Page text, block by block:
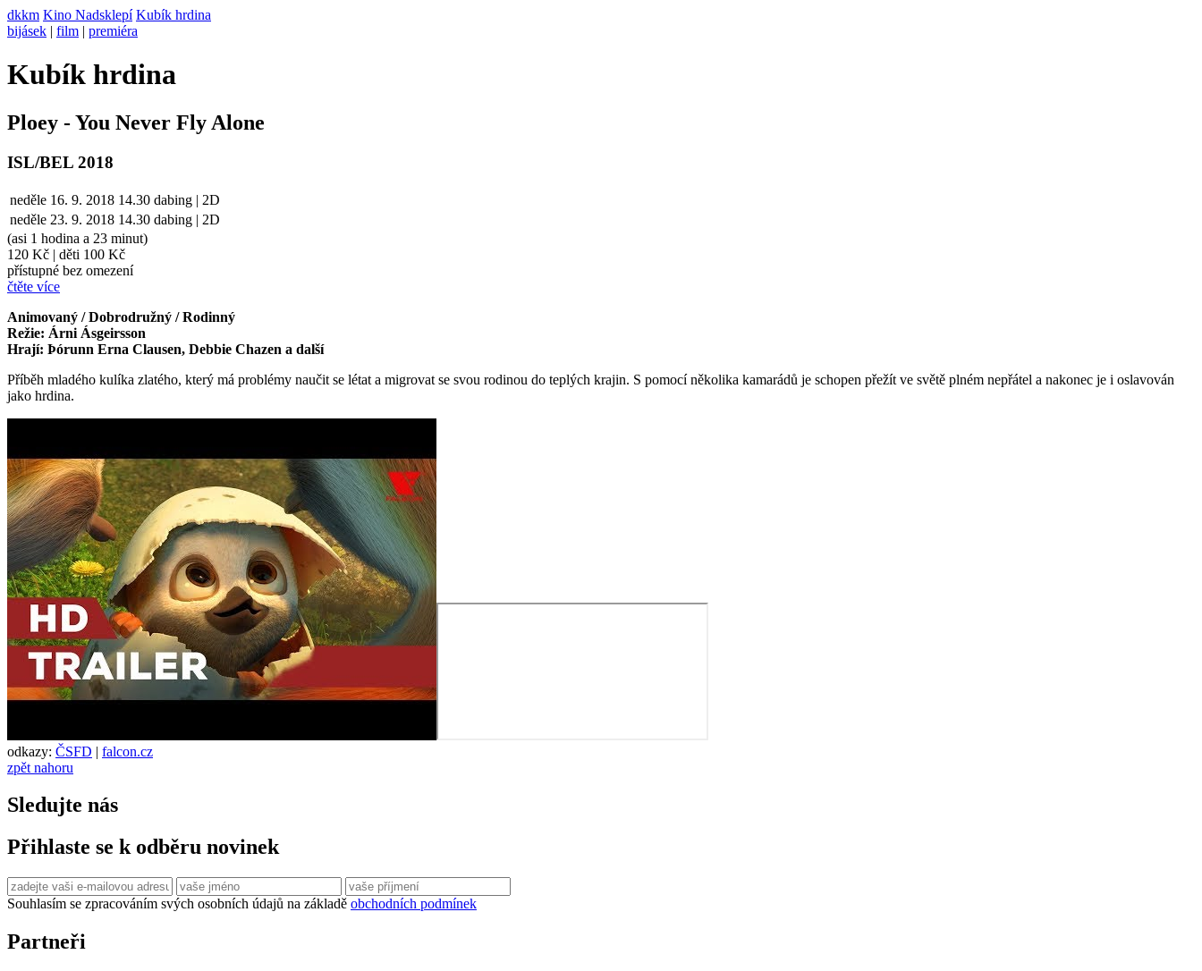
dkkm Kino Nadsklepí Kubík hrdina
bijásek | film | premiéra
Kubík hrdina
Ploey - You Never Fly Alone
ISL/BEL 2018
neděle 16. 9. 2018 14.30 dabing | 2D
neděle 23. 9. 2018 14.30 dabing | 2D
(asi 1 hodina a 23 minut)
120 Kč | děti 100 Kč
přístupné bez omezení
čtěte více
Animovaný / Dobrodružný / Rodinný
Režie: Árni Ásgeirsson
Hrají: Þórunn Erna Clausen, Debbie Chazen a další
Příběh mladého kulíka zlatého, který má problémy naučit se létat a migrovat se svou rodinou do teplých krajin. S pomocí několika kamarádů je schopen přežít ve světě plném nepřátel a nakonec je i oslavován
jako hrdina.
odkazy: ČSFD | falcon.cz
zpět nahoru
Sledujte nás
Přihlaste se k odběru novinek
Souhlasím se zpracováním svých osobních údajů na základě obchodních podmínek
Partneři